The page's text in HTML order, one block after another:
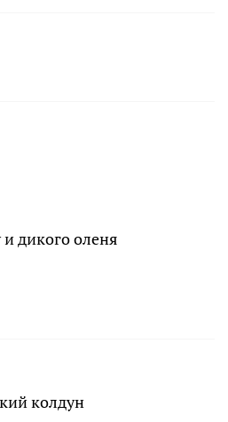
дикого оленя
колдун